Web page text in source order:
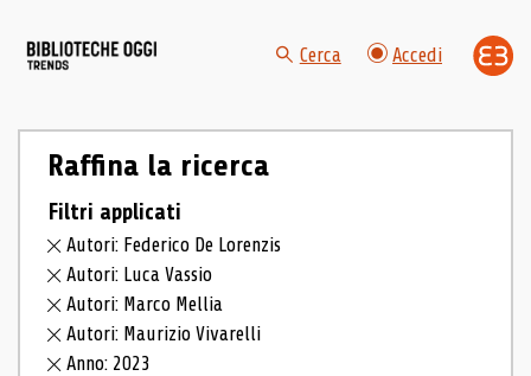
Cerca Accedi
Raffina la ricerca
Filtri applicati
Autori: Federico De Lorenzis
Autori: Luca Vassio
Autori: Marco Mellia
Autori: Maurizio Vivarelli
Anno: 2023